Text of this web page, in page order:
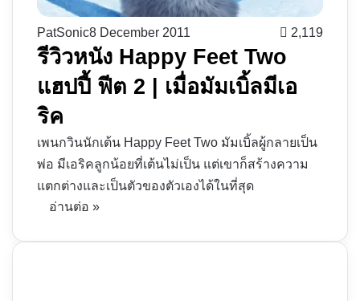
PatSonic8 December 2011 2,119
รีวิวหนัง Happy Feet Two
แฮปปี้ ฟีต 2 | เมื่อมัมเบิ้ลมีเอ
ริค
เพนกวินนักเต้น Happy Feet Two มัมเบิ้ลผู้กลายเป็น
พ่อ มีเอริคลูกน้อยที่เต้นไม่เป็น แต่เขาก็สร้างความ
แตกต่างและเป็นตัวของตัวเองได้ในที่สุด
อ่านต่อ »